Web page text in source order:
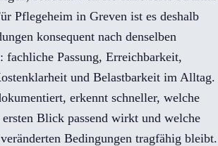
Pflegeheim in Greven ist es deshalb
konsequent nach denselben
Passung, Erreichbarkeit,
und Belastbarkeit im Alltag.
erkennt schneller, welche
Blick passend wirkt und welche
Bedingungen tragfähig bleibt.